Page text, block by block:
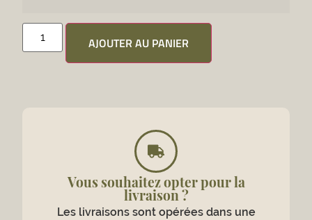
AJOUTER AU PANIER
Vous souhaitez opter pour la
livraison ?
Les livraisons sont opérées dans une